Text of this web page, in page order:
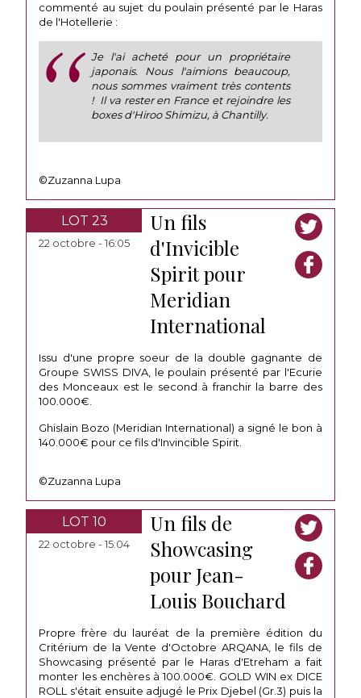
commenté au sujet du poulain présenté par le Haras
de l'Hotellerie :
Je l'ai acheté pour un propriétaire
japonais. Nous l'aimions beaucoup,
nous sommes vraiment très contents
! Il va rester en France et rejoindre les
boxes d'Hiroo Shimizu, à Chantilly.
©Zuzanna Lupa
LOT 23
22 octobre - 16:05
Un fils
d'Invicible
Spirit pour
Meridian
International
Issu d'une propre soeur de la double gagnante de
Groupe SWISS DIVA, le poulain présenté par l'Ecurie
des Monceaux est le second à franchir la barre des
100.000€.
Ghislain Bozo (Meridian International) a signé le bon à
140.000€ pour ce fils d'Invincible Spirit.
©Zuzanna Lupa
LOT 10
22 octobre - 15:04
Un fils de
Showcasing
pour Jean-
Louis Bouchard
Propre frère du lauréat de la première édition du
Critérium de la Vente d'Octobre ARQANA, le fils de
Showcasing présenté par le Haras d'Etreham a fait
monter les enchères à 100.000€. GOLD WIN ex DICE
ROLL s'était ensuite adjugé le Prix Djebel (Gr.3) puis la